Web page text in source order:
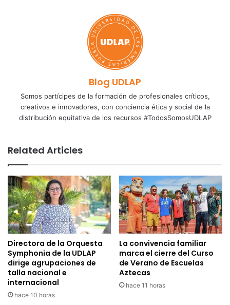
Blog UDLAP
Somos partícipes de la formación de profesionales críticos,
creativos e innovadores, con conciencia ética y social de la
distribución equitativa de los recursos #TodosSomosUDLAP
Related Articles
Directora de la Orquesta
Symphonia de la UDLAP
dirige agrupaciones de
talla nacional e
internacional
hace 10 horas
La convivencia familiar
marca el cierre del Curso
de Verano de Escuelas
Aztecas
hace 11 horas